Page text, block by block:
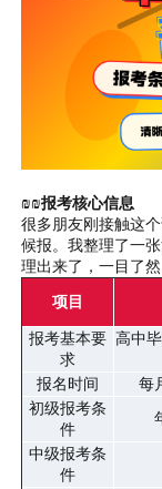
₪₪报考核心信息
很多朋友刚接触这
候报。我整理了一
理出来了，一目了然
项目
报考基本要
求
高中
报名时间
每
初级报考条
件
中级报考条
件